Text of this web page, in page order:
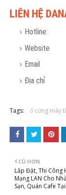
LIÊN HỆ
Email
Địa chỉ
Tags: ổ cứng máy
CŨ HƠN
Lắp Đặt, Thi Công
Mạng LAN Cho
Sạn, Quán Cafe